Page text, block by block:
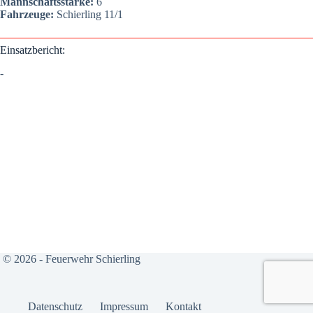
Fahr­zeu­ge: Schier­ling 11/1
Ein­satz­be­richt:
-
© 2026 - Feuerwehr Schierling
Daten­schutz Impres­sum Kon­takt